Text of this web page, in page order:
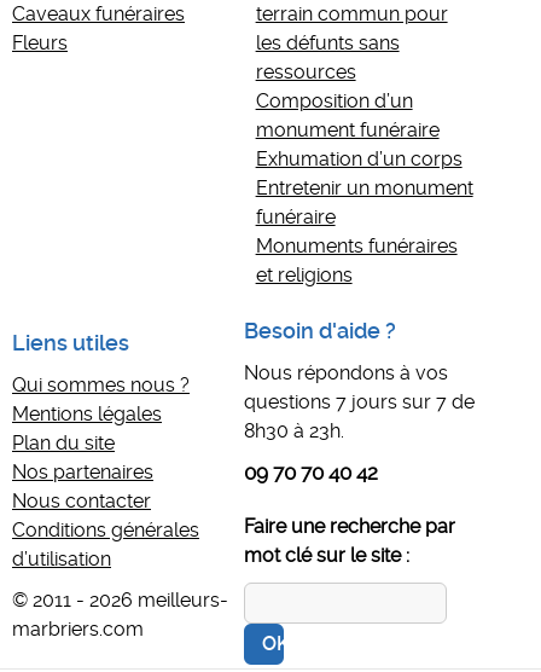
Caveaux funéraires
Fleurs
terrain commun pour
les défunts sans
ressources
Composition d’un
monument funéraire
Exhumation d’un corps
Entretenir un monument
funéraire
Monuments funéraires
et religions
Liens utiles
Qui sommes nous ?
Mentions légales
Plan du site
Nos partenaires
Nous contacter
Conditions générales
d’utilisation
© 2011 - 2026 meilleurs-
marbriers.com
Besoin d'aide ?
Nous répondons à vos
questions 7 jours sur 7 de
8h30 à 23h.
09 70 70 40 42
Faire une recherche par
mot clé sur le site :